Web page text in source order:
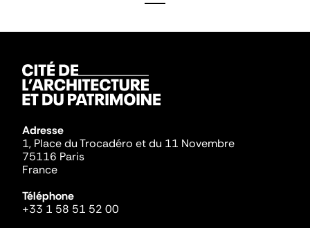
Adresse
1, Place du Trocadéro et du 11 Novembre
75116 Paris
France
Téléphone
+33 1 58 51 52 00